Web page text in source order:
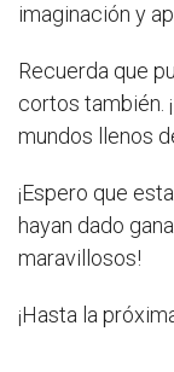
imaginación y
Recuerda que
cortos también.
mundos llenos
¡Espero que
hayan dado
maravillosos!
¡Hasta la